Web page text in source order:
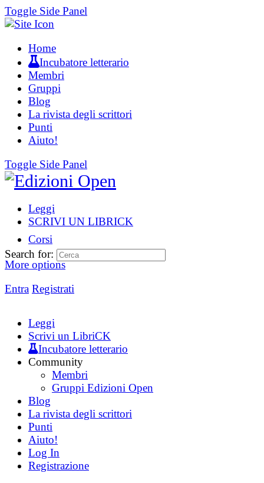
Toggle Side Panel
Home
Incubatore letterario
Membri
Gruppi
Blog
La rivista degli scrittori
Punti
Aiuto!
Toggle Side Panel
Leggi
SCRIVI UN LIBRICK
Corsi
More options
Entra Registrati
Search for:
Leggi
Scrivi un LibriCK
Incubatore letterario
Community
Membri
Gruppi Edizioni Open
Blog
La rivista degli scrittori
Punti
Aiuto!
Log In
Registrazione